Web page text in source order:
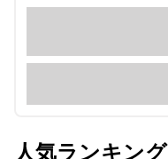
人気ランキング